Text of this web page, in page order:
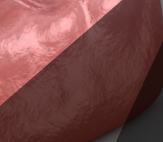
Straumann
одного зуба
на имплант
«Всё на 4х»